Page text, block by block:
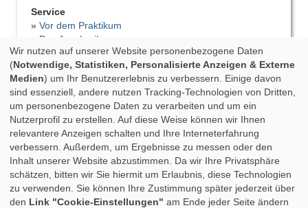
Service
» Vor dem Praktikum
Das Anschreiben
»Der Lebenslauf
»Vorstellungsgespräch
»Bewerbungsfehler
»Tipps für das Praktikum
»Praktikumsbericht
»Praktikumszeugnis
»Nach dem Praktikum
»Studium & Praktikum
»Fortbildung
»Auslandspraktikum
»Berufsbegleitendes Studium
Wir nutzen auf unserer Website personenbezogene Daten
(Notwendige, Statistiken, Personalisierte Anzeigen & Externe
Medien) um Ihr Benutzererlebnis zu verbessern. Einige davon
sind essenziell, andere nutzen Tracking-Technologien von Dritten,
um personenbezogene Daten zu verarbeiten und um ein
Nutzerprofil zu erstellen. Auf diese Weise können wir Ihnen
relevantere Anzeigen schalten und Ihre Interneterfahrung
verbessern. Außerdem, um Ergebnisse zu messen oder den
Inhalt unserer Website abzustimmen. Da wir Ihre Privatsphäre
schätzen, bitten wir Sie hiermit um Erlaubnis, diese Technologien
zu verwenden. Sie können Ihre Zustimmung später jederzeit über
den Link "Cookie-Einstellungen" am Ende jeder Seite ändern